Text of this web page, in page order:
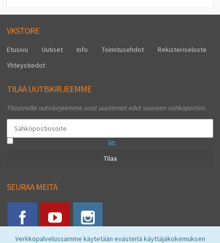
Verkkopalvelussamme käytetään evästeitä käyttäjäkokemuksen
VKSTORE
Etusivu Uutiset Info Toimitusehdot
Rekisteriseloste
Yhteystiedot
TILAA UUTISKIRJEEMME
Tilaamalla uutiskirjeemme saat uusimmat edut suoraan sähköpostiisi.
lue
Tilaa
SEURAA MEITÄ